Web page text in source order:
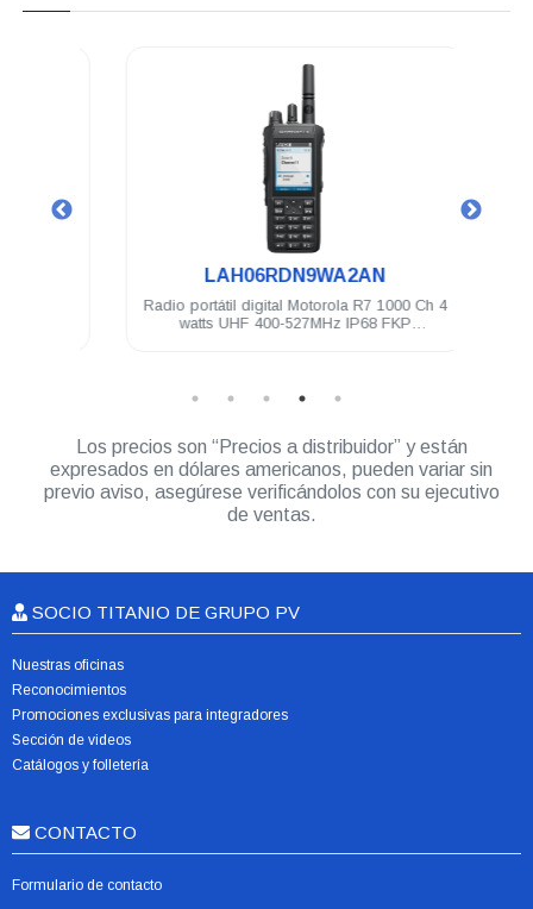
LAH06RDN9WA2AN
Radio portátil digital Motorola R7 1000 Ch 4
watts UHF 400-527MHz IP68 FKP
Los precios son “Precios a distribuidor” y están
expresados en dólares americanos, pueden variar sin
previo aviso, asegúrese verificándolos con su ejecutivo
de ventas.
SOCIO TITANIO DE GRUPO PV
Nuestras oficinas
Reconocimientos
Promociones exclusivas para integradores
Sección de videos
Catálogos y folletería
CONTACTO
Formulario de contacto